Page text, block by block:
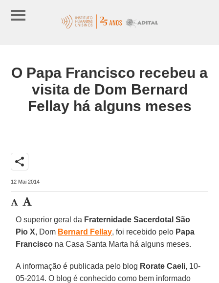
O Papa Francisco recebeu a
visita de Dom Bernard
Fellay há alguns meses
share
12 Mai 2014
O superior geral da Fraternidade Sacerdotal São
Pio X, Dom Bernard Fellay, foi recebido pelo Papa
Francisco na Casa Santa Marta há alguns meses.
A informação é publicada pelo blog Rorate Caeli, 10-
05-2014. O blog é conhecido como bem informado